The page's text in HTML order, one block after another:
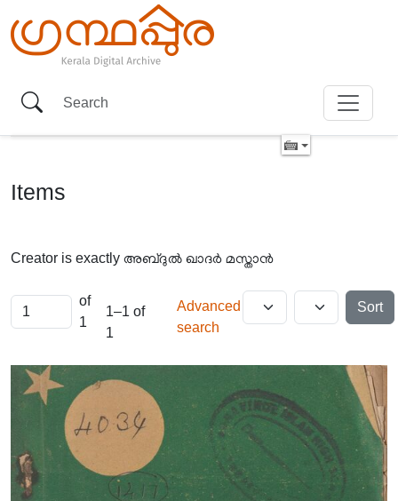
Items
Creator is exactly അബ്ദുൽ ഖാദർ മസ്താൻ
of
1
1–1 of
1
Advanced
search
Sort